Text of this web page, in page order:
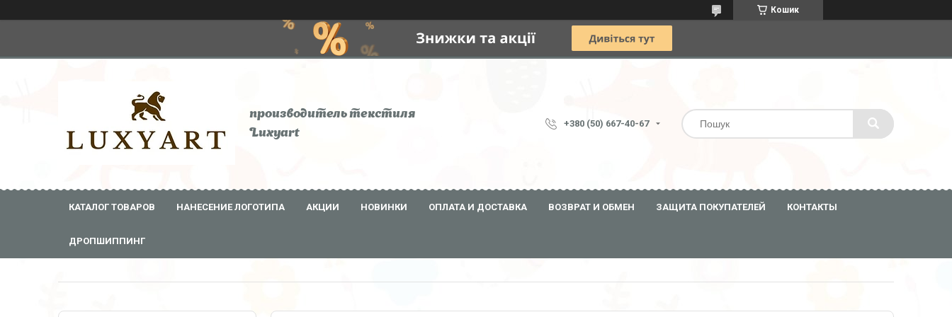
Кошик
производитель текстиля
Luxyart
+380 (50) 667-40-67
КАТАЛОГ ТОВАРОВ НАНЕСЕНИЕ ЛОГОТИПА АКЦИИ НОВИНКИ ОПЛАТА И ДОСТАВКА ВОЗВРАТ И ОБМЕН ЗАЩИТА ПОКУПАТЕЛЕЙ КОНТАКТЫ
ДРОПШИППИНГ